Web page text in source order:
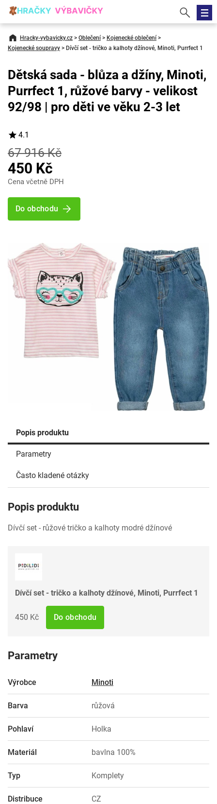
Hracky-vybavicky.cz > Oblečení > Kojenecké oblečení >
Kojenecké soupravy > Dívčí set - tričko a kalhoty džínové, Minoti, Purrfect 1
Popis produktu
Parametry
Často kladené otázky
Popis produktu
Dívčí set - růžové tričko a kalhoty modré džínové
Dívčí set - tričko a kalhoty džínové, Minoti, Purrfect 1
450 Kč Do obchodu
Parametry
Výrobce Minoti
Barva růžová
Pohlaví Holka
Materiál bavlna 100%
Typ Komplety
Distribuce CZ
Dětská sada - blůza a džíny, Minoti,
Purrfect 1, růžové barvy - velikost
92/98 | pro děti ve věku 2-3 let
4.1
67 916 Kč
450 Kč
Cena včetně DPH
Do obchodu